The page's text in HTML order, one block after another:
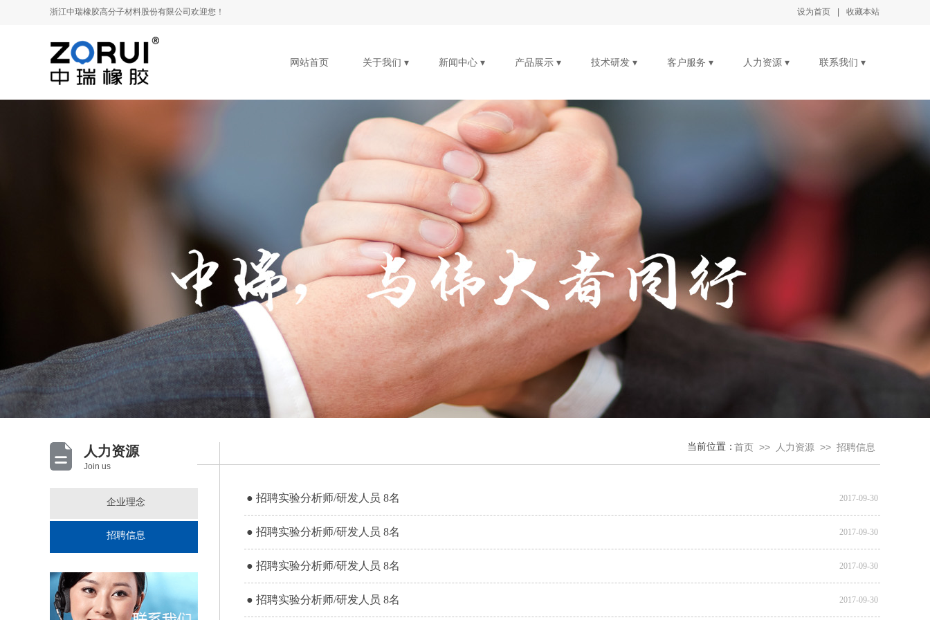
设为首页 收藏本站
浙江中瑞橡胶高分子材料股份有限公司欢迎您！ 设为首页 收藏本站
浙江中瑞橡胶高分子材料股份有限公司欢迎您！
网站首页 关于我们 ▾ 新闻中心 ▾ 产品展示 ▾ 技术研发 ▾ 客户服务 ▾ 人力资源 ▾ 联系我们 ▾
当前位置：
人力资源
Join us
首页 >> 人力资源 >> 招聘信息
企业理念
招聘信息
● 招聘实验分析师/研发人员 8名 2017-09-30
● 招聘实验分析师/研发人员 8名 2017-09-30
● 招聘实验分析师/研发人员 8名 2017-09-30
● 招聘实验分析师/研发人员 8名 2017-09-30